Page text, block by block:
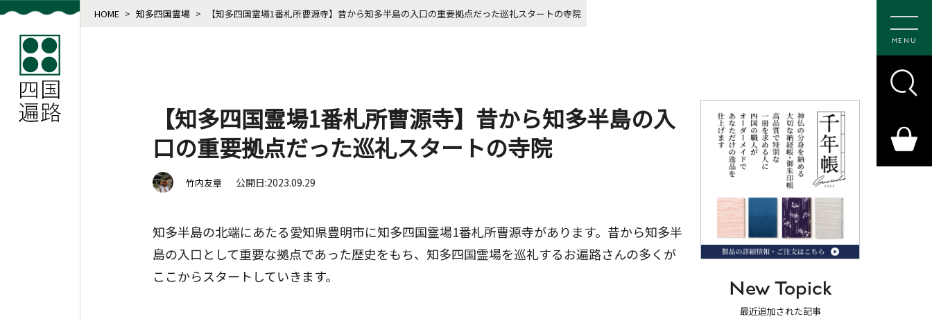
MENU
HOME > 知多四国霊場 > 【知多四国霊場1番札所曹源寺】昔から知多半島の入口の重要拠点だった巡礼スタートの寺院
【知多四国霊場1番札所曹源寺】昔から知多半島の入
口の重要拠点だった巡礼スタートの寺院
竹内友章 公開日:2023.09.29
知多半島の北端にあたる愛知県豊明市に知多四国霊場1番札所曹源寺があります。昔から知多半
島の入口として重要な拠点であった歴史をもち、知多四国霊場を巡礼するお遍路さんの多くが
ここからスタートしていきます。
New Topick
最近追加された記事